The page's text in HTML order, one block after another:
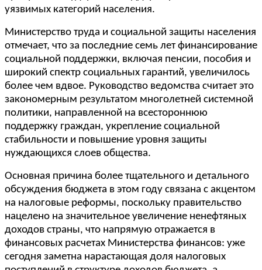
уязвимых категорий населения.
Министерство труда и социальной защиты населения
отмечает, что за последние семь лет финансирование
социальной поддержки, включая пенсии, пособия и
широкий спектр социальных гарантий, увеличилось
более чем вдвое. Руководство ведомства считает это
закономерным результатом многолетней системной
политики, направленной на всестороннюю
поддержку граждан, укрепление социальной
стабильности и повышение уровня защиты
нуждающихся слоев общества.
Основная причина более тщательного и детального
обсуждения бюджета в этом году связана с акцентом
на налоговые реформы, поскольку правительство
нацелено на значительное увеличение ненефтяных
доходов страны, что напрямую отражается в
финансовых расчетах Министерства финансов: уже
сегодня заметна нарастающая доля налоговых